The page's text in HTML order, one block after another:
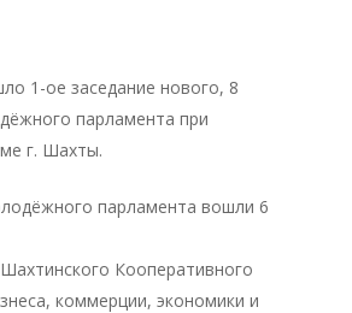
1-ое заседание нового, 8
парламента при
г. Шахты.
парламента вошли 6
Кооперативного
коммерции, экономики и